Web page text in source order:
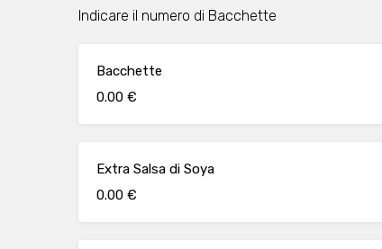
Indicare il numero di Bacchette
Bacchette
0.00 €
Extra Salsa di Soya
0.00 €